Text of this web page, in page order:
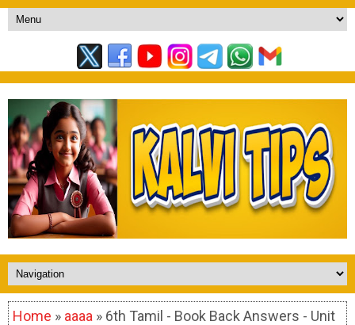
Home » aaaa » 6th Tamil - Book Back Answers - Unit